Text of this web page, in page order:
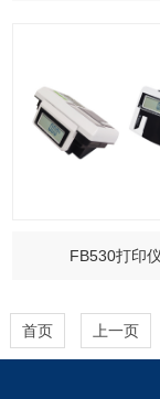
FB530打印
首页 上一页